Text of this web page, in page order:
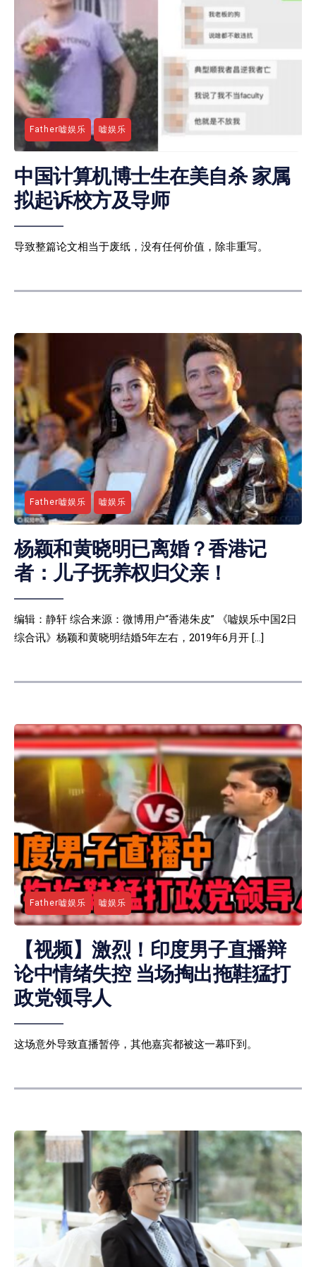
Father嘘娱乐 嘘娱乐
中国计算机博士生在美自杀 家属
拟起诉校方及导师
导致整篇论文相当于废纸，没有任何价值，除非重写。
Father嘘娱乐 嘘娱乐
杨颖和黄晓明已离婚？香港记
者：儿子抚养权归父亲！
编辑：静轩 综合来源：微博用户“香港朱皮” 《嘘娱乐中国2日
综合讯》杨颖和黄晓明结婚5年左右，2019年6月开 […]
Father嘘娱乐 嘘娱乐
【视频】激烈！印度男子直播辩
论中情绪失控 当场掏出拖鞋猛打
政党领导人
这场意外导致直播暂停，其他嘉宾都被这一幕吓到。